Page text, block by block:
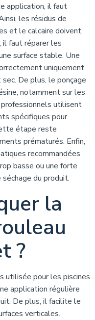
application, il faut
les résidus de
et le calcaire doivent
faut réparer les
surface stable. Une
uniquement
De plus, le ponçage
notamment sur les
utilisent
spécifiques pour
étape reste
prématurés. Enfin,
recommandées
basse ou une forte
du produit.
la
?
utilisée pour les piscines
application régulière
De plus, il facilite le
verticales.